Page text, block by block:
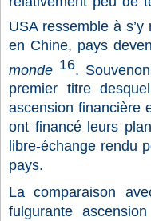
USA ressemble à
en Chine, pays
monde 16.
premier titre
ascension financière
ont financé leurs
libre-échange rendu
pays.
La comparaison
fulgurante